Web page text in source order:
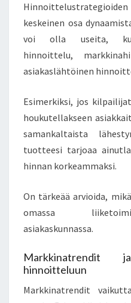
keskeinen osa
voi olla useita,
hinnoittelu,
asiakaslähtöinen
Esimerkiksi, jos
houkutellakseen
samankaltaista
tuotteesi tarjoaa
hinnan korkeammaksi.
On tärkeää arvioida,
omassa
asiakaskunnassa.
Markkinatrendit
hinnoitteluun
Markkinatrendit